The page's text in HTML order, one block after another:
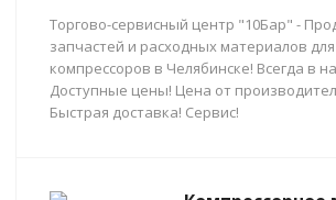
Торгово-сервисный центр "10Бар" -
запчастей и расходных материалов
компрессоров в Челябинске! Всегда в
Доступные цены! Цена от
Быстрая доставка! Сервис!